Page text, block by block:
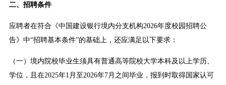
二、招聘条件
应聘者在符合《中国建设银行境内分支机构2026年度校园招聘公
告》中“招聘基本条件”的基础上，还应满足以下要求：
（一）境内院校毕业生须具有普通高等院校大学本科及以上学历、
学位，且在2025年1月至2026年7月之间毕业，报到时取得国家认可